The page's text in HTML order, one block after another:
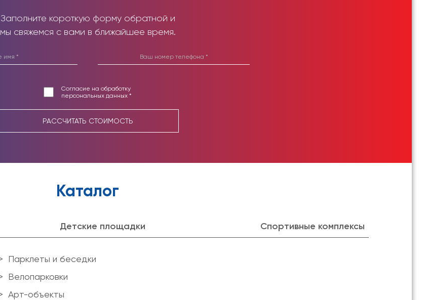
Заполните короткую форму обратной и
мы свяжемся с вами в ближайшее время.
Согласие на обработку
персональных данных *
РАССЧИТАТЬ СТОИМОСТЬ
Каталог
Детские площадки Спортивные комплексы
Парклеты и беседки
Велопарковки
Арт-объекты